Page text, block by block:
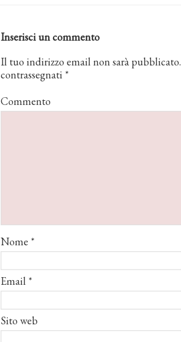
Inserisci un commento
Il tuo indirizzo email non sarà pubblicato.
contrassegnati *
Commento
Nome *
Email *
Sito web